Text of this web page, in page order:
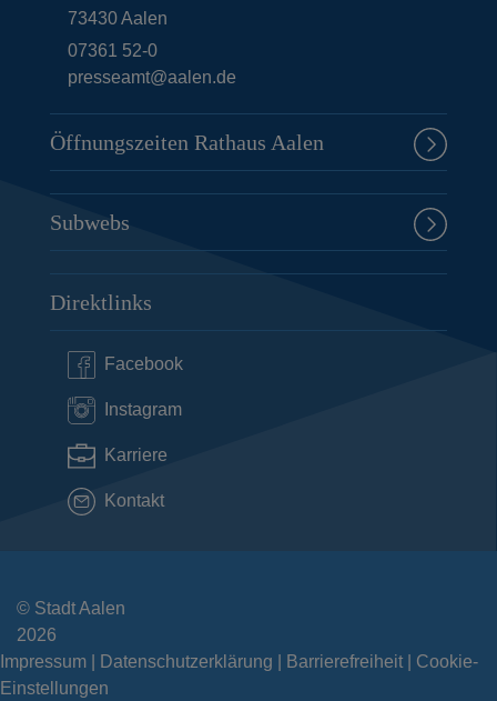
73430Aalen
07361 52-0
presseamt@aalen.de
Öffnungszeiten Rathaus Aalen
Subwebs
Direktlinks
Facebook
Instagram
Karriere
Kontakt
© Stadt Aalen
2026
Impressum
Datenschutzerklärung Barrierefreiheit
Cookie-
Einstellungen